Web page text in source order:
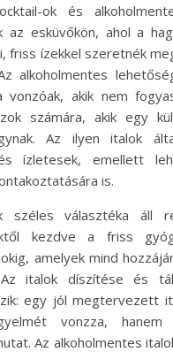
az esküvőkön, ahol a
friss ízekkel szeretnék
alkoholmentes
vonzóak, akik nem
számára, akik egy
Az ilyen italok
ízletesek, emellett
is.
széles választéka áll
kezdve a friss
amelyek mind
Az italok díszítése és
egy jól megtervezett
vonzza,
Az alkoholmentes